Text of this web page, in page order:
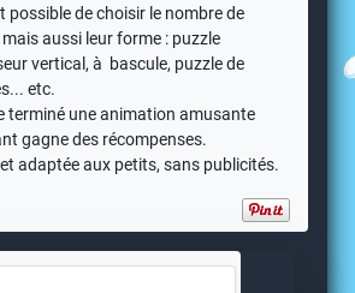
possible de choisir le nombre de
aussi leur forme : puzzle
vertical, à bascule, puzzle de
etc.
terminé une animation amusante
gagne des récompenses.
adaptée aux petits, sans publicités.